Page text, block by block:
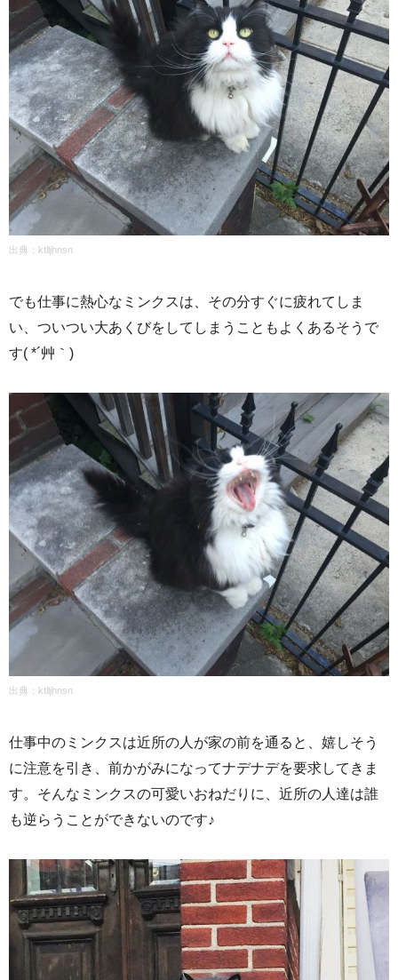
出典：ktlljhnsn
でも仕事に熱心なミンクスは、その分すぐに疲れてしま
い、ついつい大あくびをしてしまうこともよくあるそうで
す( *´艸｀)
出典：ktlljhnsn
仕事中のミンクスは近所の人が家の前を通ると、嬉しそう
に注意を引き、前かがみになってナデナデを要求してきま
す。そんなミンクスの可愛いおねだりに、近所の人達は誰
も逆らうことができないのです♪